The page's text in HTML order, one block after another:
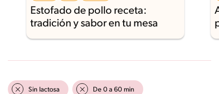
Estofado de pollo receta:
tradición y sabor en tu mesa
Sin lactosa De 0 a 60 min